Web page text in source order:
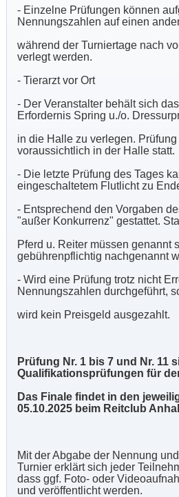
- Einzelne Prüfungen können
Nennungszahlen auf einen
während der Turniertage nach
verlegt werden.
- Tierarzt vor Ort
- Der Veranstalter behält sich
Erfordernis Spring u./o.
in die Halle zu verlegen. Prüfung
voraussichtlich in der Halle statt.
- Die letzte Prüfung des Tages
eingeschaltetem Flutlicht zu
- Entsprechend den Vorgaben
"außer Konkurrenz" gestattet.
Pferd u. Reiter müssen genannt
gebührenpflichtig nachgenannt
- Wird eine Prüfung trotz nicht
Nennungszahlen durchgeführt,
wird kein Preisgeld ausgezahlt.
Prüfung Nr. 1 bis 7 und Nr. 11
Qualifikationsprüfungen für
Das Finale findet in den
05.10.2025 beim Reitclub
Mit der Abgabe der Nennung
Turnier erklärt sich jeder
dass ggf. Foto- oder
und veröffentlicht werden.